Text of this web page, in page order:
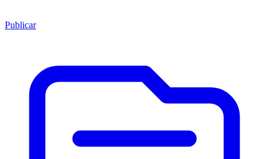
Publicar